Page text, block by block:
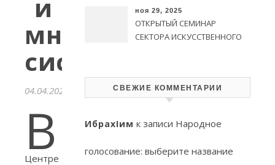
и
систем
04.04.2022
В
Центре
ноя 29, 2025
ОТКРЫТЫЙ СЕМИНАР
СЕКТОРА ИСКУССТВЕННОГО
СВЕЖИЕ КОММЕНТАРИИ
ИбрахIим к записи Народное
голосование: выберите название